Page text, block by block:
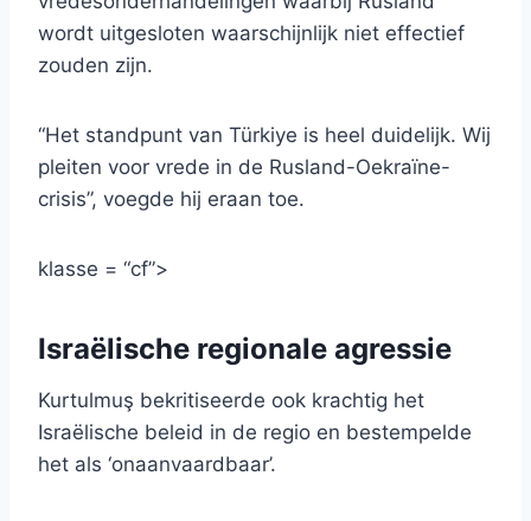
wordt uitgesloten waarschijnlijk niet effectief
zouden zijn.
“Het standpunt van Türkiye is heel duidelijk. Wij
pleiten voor vrede in de Rusland-Oekraïne-
crisis”, voegde hij eraan toe.
klasse = “cf”>
Israëlische regionale agressie
Kurtulmuş bekritiseerde ook krachtig het
Israëlische beleid in de regio en bestempelde
het als ‘onaanvaardbaar’.